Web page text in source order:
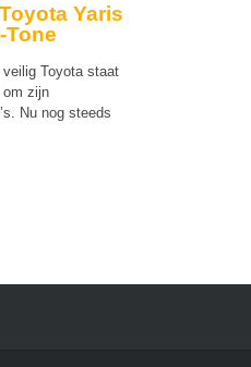
Yaris
Tone
Toyota staat
om zijn
Nu nog steeds